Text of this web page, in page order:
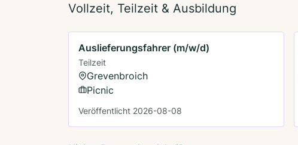
Vollzeit, Teilzeit & Ausbildung
Auslieferungsfahrer (m/w/d)
Teilzeit
Grevenbroich
Picnic
Veröffentlicht 2026-08-08